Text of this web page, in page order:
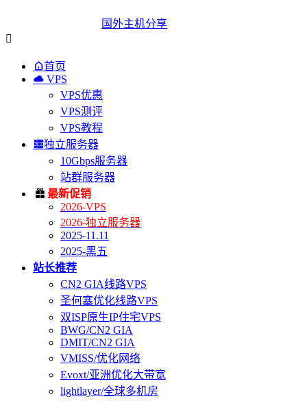
国外主机分享

首页
 VPS
VPS优惠
VPS测评
VPS教程
独立服务器
10Gbps服务器
站群服务器
 最新促销
2026-VPS
2026-独立服务器
2025-11.11
2025-黑五
站长推荐
CN2 GIA线路VPS
圣何塞优化线路VPS
双ISP原生IP住宅VPS
BWG/CN2 GIA
DMIT/CN2 GIA
VMISS/优化网络
Evoxt/亚洲优化大带宽
lightlayer/全球多机房